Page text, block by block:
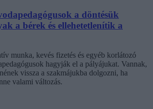
a döntésük
a bérek és ellehetetlenítik a
munka, kevés fizetés és egyéb korlátozó
hagyják el a pályájukat. Vannak,
vissza a szakmájukba dolgozni, ha
valami változás.